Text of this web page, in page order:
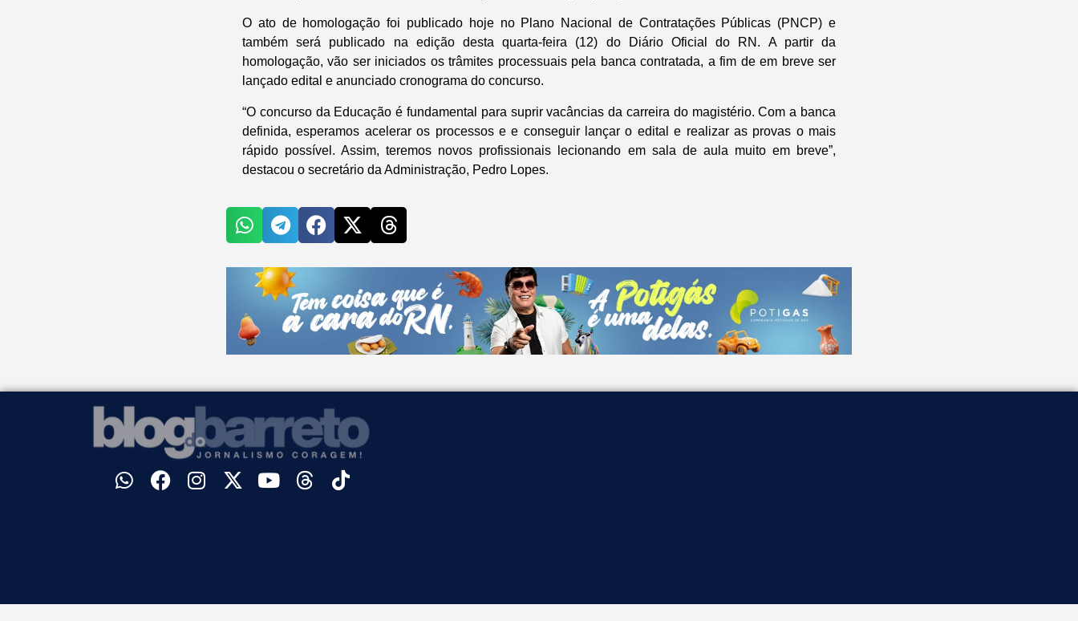
O ato de homologação foi publicado hoje no Plano Nacional de Contratações Públicas (PNCP) e
também será publicado na edição desta quarta-feira (12) do Diário Oficial do RN. A partir da
homologação, vão ser iniciados os trâmites processuais pela banca contratada, a fim de em breve ser
lançado edital e anunciado cronograma do concurso.
“O concurso da Educação é fundamental para suprir vacâncias da carreira do magistério. Com a banca
definida, esperamos acelerar os processos e e conseguir lançar o edital e realizar as provas o mais
rápido possível. Assim, teremos novos profissionais lecionando em sala de aula muito em breve”,
destacou o secretário da Administração, Pedro Lopes.